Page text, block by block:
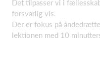
Det tilpasser vi i
forsvarlig vis.
Der er fokus på
lektionen med 10